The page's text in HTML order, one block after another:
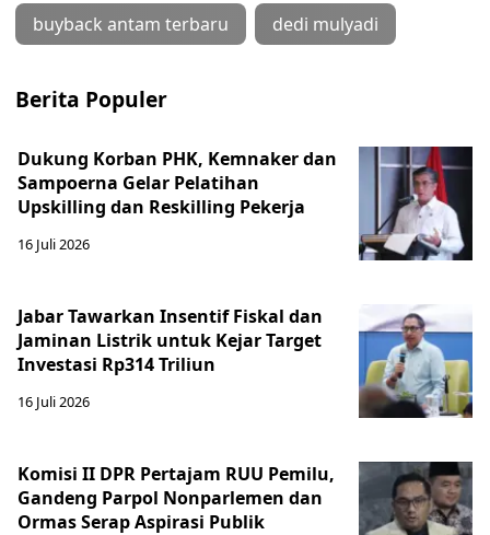
buyback antam terbaru dedi mulyadi
Berita Populer
Dukung Korban PHK, Kemnaker dan
Sampoerna Gelar Pelatihan
Upskilling dan Reskilling Pekerja
16 Juli 2026
Jabar Tawarkan Insentif Fiskal dan
Jaminan Listrik untuk Kejar Target
Investasi Rp314 Triliun
16 Juli 2026
Komisi II DPR Pertajam RUU Pemilu,
Gandeng Parpol Nonparlemen dan
Ormas Serap Aspirasi Publik